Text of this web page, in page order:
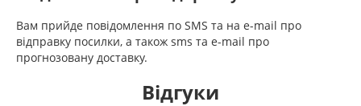
Вам прийде повідомлення по SMS та на e-mail про
відправку посилки, а також sms та e-mail про
прогнозовану доставку.
Відгуки